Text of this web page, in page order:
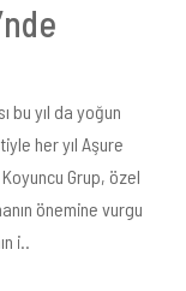
bu yıl da yoğun
her yıl Aşure
Grup, özel
önemine vurgu
i..